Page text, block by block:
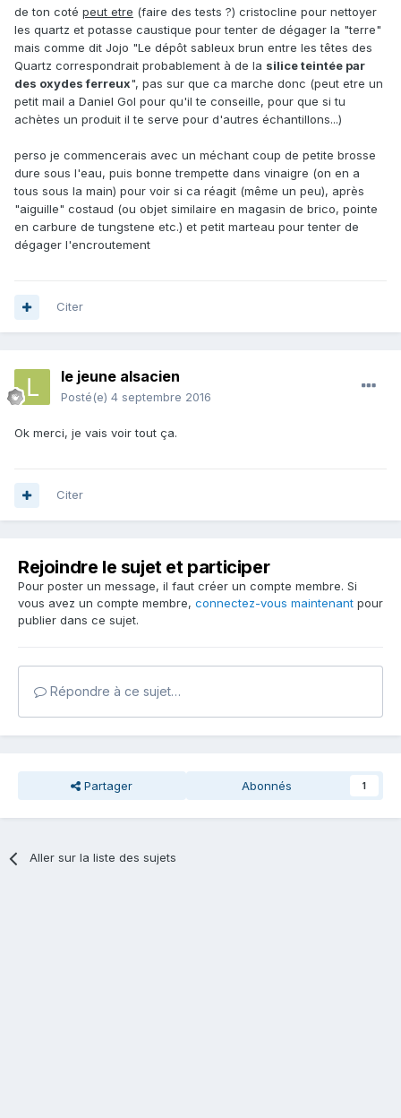
de ton coté peut etre (faire des tests ?) cristocline pour nettoyer
les quartz et potasse caustique pour tenter de dégager la "terre"
mais comme dit Jojo "Le dépôt sableux brun entre les têtes des
Quartz correspondrait probablement à de la silice teintée par
des oxydes ferreux", pas sur que ca marche donc (peut etre un
petit mail a Daniel Gol pour qu'il te conseille, pour que si tu
achètes un produit il te serve pour d'autres échantillons...)
perso je commencerais avec un méchant coup de petite brosse
dure sous l'eau, puis bonne trempette dans vinaigre (on en a
tous sous la main) pour voir si ca réagit (même un peu), après
"aiguille" costaud (ou objet similaire en magasin de brico, pointe
en carbure de tungstene etc.) et petit marteau pour tenter de
dégager l'encroutement
Citer
le jeune alsacien
Posté(e) 4 septembre 2016
Ok merci, je vais voir tout ça.
Citer
Rejoindre le sujet et participer
Pour poster un message, il faut créer un compte membre. Si
vous avez un compte membre, connectez-vous maintenant pour
publier dans ce sujet.
Répondre à ce sujet…
Partager Abonnés 1
Aller sur la liste des sujets